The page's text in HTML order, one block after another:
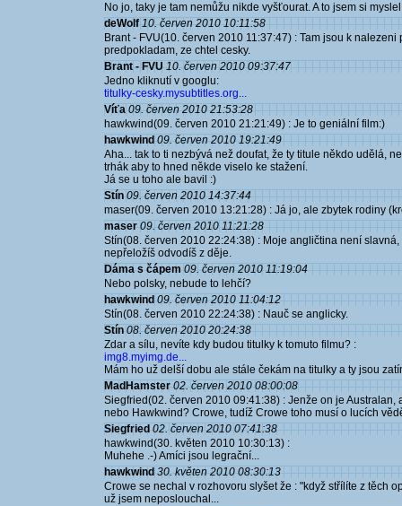
No jo, taky je tam nemůžu nikde vyšťourat. A to jsem si
deWolf 10. červen 2010 10:11:58
Brant - FVU(10. červen 2010 11:37:47) : Tam jsou k
predpokladam, ze chtel cesky.
Brant - FVU 10. červen 2010 09:37:47
Jedno kliknutí v googlu:
titulky-cesky.mysubtitles.org...
Víťa 09. červen 2010 21:53:28
hawkwind(09. červen 2010 21:21:49) : Je to geniální film:)
hawkwind 09. červen 2010 19:21:49
Aha... tak to ti nezbývá než doufat, že ty titule někdo udělá,
trhák aby to hned někde viselo ke stažení.
Já se u toho ale bavil :)
Stín 09. červen 2010 14:37:44
maser(09. červen 2010 13:21:28) : Já jo, ale zbytek rodiny
maser 09. červen 2010 11:21:28
Stín(08. červen 2010 22:24:38) : Moje angličtina není
nepřeložíš odvodíš z děje.
Dáma s čápem 09. červen 2010 11:19:04
Nebo polsky, nebude to lehčí?
hawkwind 09. červen 2010 11:04:12
Stín(08. červen 2010 22:24:38) : Nauč se anglicky.
Stín 08. červen 2010 20:24:38
Zdar a sílu, nevíte kdy budou titulky k tomuto filmu? :
img8.myimg.de...
Mám ho už delší dobu ale stále čekám na titulky a ty jsou
MadHamster 02. červen 2010 08:00:08
Siegfried(02. červen 2010 09:41:38) : Jenže on je
nebo Hawkwind? Crowe, tudíž Crowe toho musí o lucích
Siegfried 02. červen 2010 07:41:38
hawkwind(30. květen 2010 10:30:13) :
Muhehe .-) Amíci jsou legrační...
hawkwind 30. květen 2010 08:30:13
Crowe se nechal v rozhovoru slyšet že : "když střílíte z těch
už jsem neposlouchal...